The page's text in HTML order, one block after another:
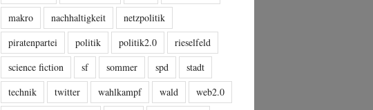
makro
nachhaltigkeit
netzpolitik
piratenpartei
politik politik2.0
rieselfeld
science fiction
sf sommer spd
stadt
technik
twitter wahlkampf wald
web2.0